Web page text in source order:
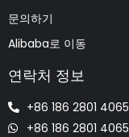
문의하기
Alibaba로 이동
연락처 정보
+86 186 2801 4065
+86 186 2801 4065